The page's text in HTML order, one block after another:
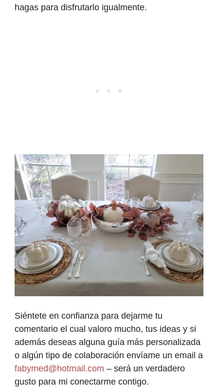
hagas para disfrutarlo igualmente.
Siéntete en confianza para dejarme tu
comentario el cual valoro mucho, tus ideas y si
además deseas alguna guía más personalizada
o algún tipo de colaboración envíame un email a
fabymed@hotmail.com – será un verdadero
gusto para mi conectarme contigo.